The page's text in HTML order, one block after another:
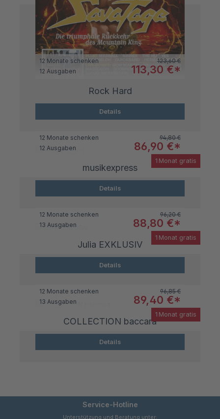
12 Monate schenken Regulärer Preis:
123,60 €
12 Ausgaben
Verkaufspreis:
113,30 €*
Rock Hard
Details
1 Monat gratis
12 Monate schenken Regulärer Preis:
94,80 €
12 Ausgaben
Verkaufspreis:
86,90 €*
musikexpress
Details
1 Monat gratis
12 Monate schenken Regulärer Preis:
96,20 €
13 Ausgaben
Verkaufspreis:
88,80 €*
Julia EXKLUSIV
Details
1 Monat gratis
12 Monate schenken Regulärer Preis:
96,85 €
13 Ausgaben
Verkaufspreis:
89,40 €*
COLLECTION baccara
Details
Service-Hotline
Unterstützung und Beratung unter: